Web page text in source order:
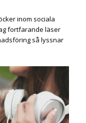
inom sociala
fortfarande läser
så lyssnar